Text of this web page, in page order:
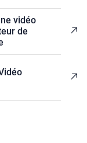
vidéo
de